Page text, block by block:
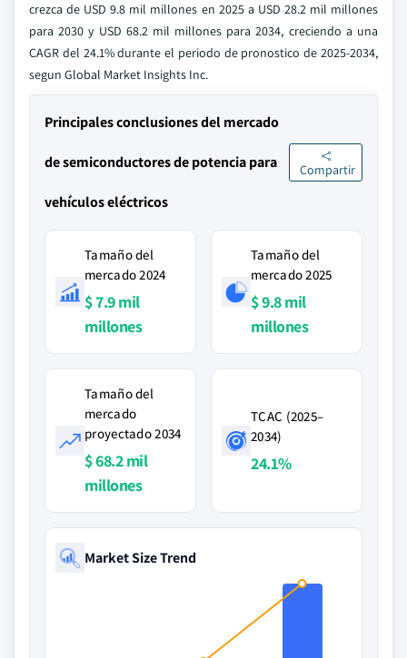
crezca de USD 9.8 mil millones en 2025 a USD 28.2 mil millones
para 2030 y USD 68.2 mil millones para 2034, creciendo a una
CAGR del 24.1% durante el periodo de pronostico de 2025-2034,
segun Global Market Insights Inc.
Principales conclusiones del mercado
de semiconductores de potencia para
vehículos eléctricos
Compartir
Tamaño del
mercado 2024
$ 7.9 mil
millones
Tamaño del
mercado 2025
$ 9.8 mil
millones
Tamaño del
mercado
proyectado 2034
$ 68.2 mil
millones
TCAC (2025–
2034)
24.1%
Market Size Trend